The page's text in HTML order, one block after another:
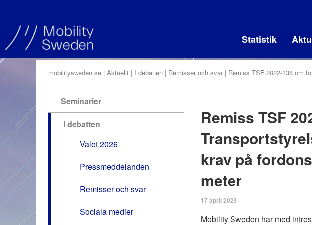
Statistik
mobilitysweden.se Aktuellt I debatten Remisser och svar Remiss TSF 2022-138 om
Seminarier
I debatten
Valet 2026
Pressmeddelanden
Remisser och svar
Sociala medier
Remiss TSF
krav på
meter
17 april 2023
Mobility Sweden har med